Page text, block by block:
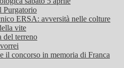
Purgatorio
ERSA: avversità nelle colture
vite
del terreno
il concorso in memoria di Franca